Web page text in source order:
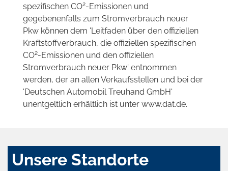
spezifischen CO2-Emissionen und
gegebenenfalls zum Stromverbrauch neuer
Pkw können dem 'Leitfaden über den offiziellen
Kraftstoffverbrauch, die offiziellen spezifischen
CO2-Emissionen und den offiziellen
Stromverbrauch neuer Pkw' entnommen
werden, der an allen Verkaufsstellen und bei der
'Deutschen Automobil Treuhand GmbH'
unentgeltlich erhältlich ist unter www.dat.de.
Unsere Standorte